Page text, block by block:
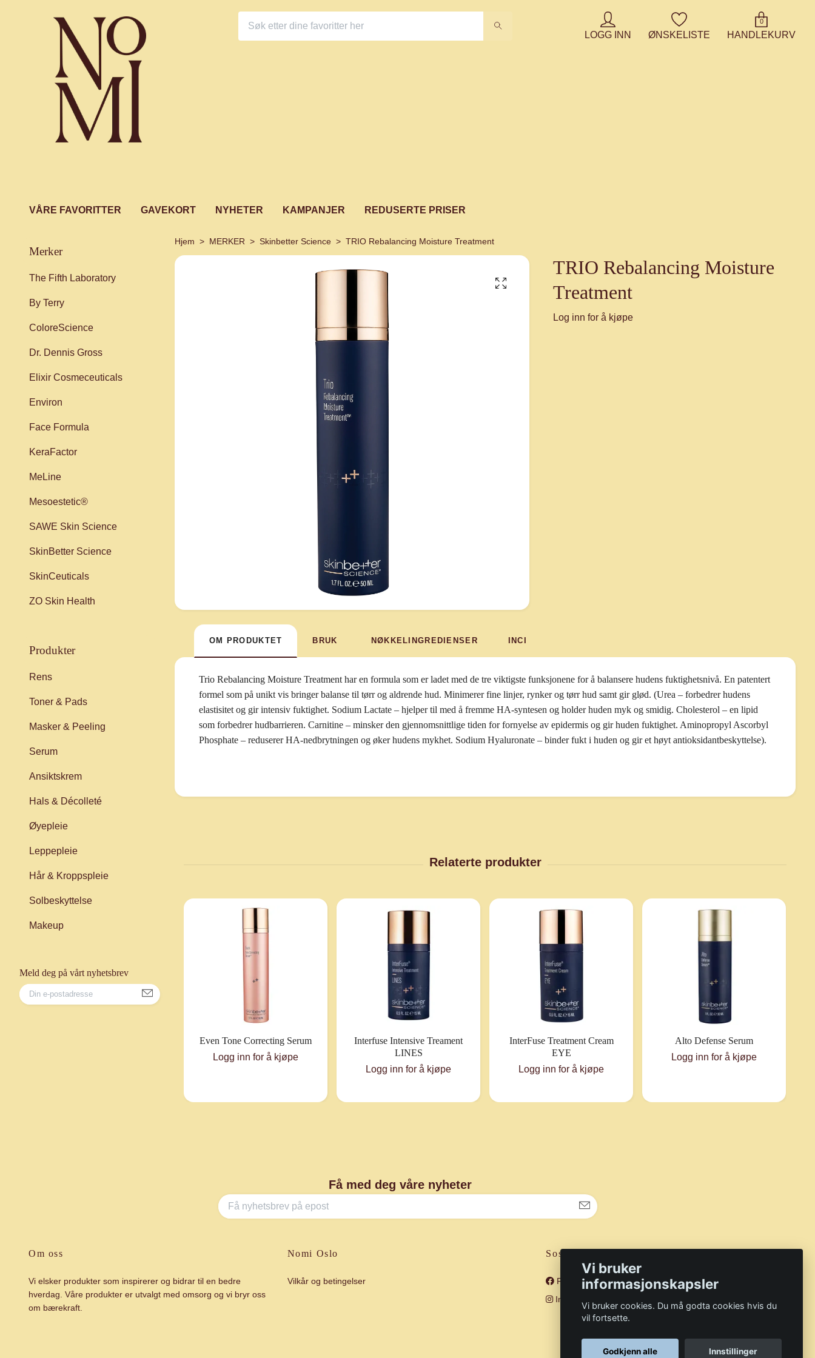
LOGG INN ØNSKELISTE
0
HANDLEKURV
VÅRE FAVORITTER GAVEKORT NYHETER KAMPANJER REDUSERTE PRISER
merker
The Fifth Laboratory
By Terry
ColoreScience
Dr. Dennis Gross
Elixir Cosmeceuticals
Environ
Face Formula
KeraFactor
MeLine
Mesoestetic®
SAWE Skin Science
SkinBetter Science
SkinCeuticals
ZO Skin Health
produkter
Rens
Toner & Pads
Masker & Peeling
Serum
Ansiktskrem
Hals & Décolleté
Øyepleie
Leppepleie
Hår & Kroppspleie
Solbeskyttelse
Makeup
Meld deg på vårt nyhetsbrev
Hjem MERKER Skinbetter Science TRIO Rebalancing Moisture Treatment
TRIO Rebalancing Moisture
Treatment
Log inn for å kjøpe
OM PRODUKTET BRUK NØKKELINGREDIENSER INCI
Trio Rebalancing Moisture Treatment har en formula som er ladet med de tre viktigste funksjonene for å balansere hudens fuktighetsnivå. En patentert
formel som på unikt vis bringer balanse til tørr og aldrende hud. Minimerer fine linjer, rynker og tørr hud samt gir glød. (Urea – forbedrer hudens
elastisitet og gir intensiv fuktighet. Sodium Lactate – hjelper til med å fremme HA-syntesen og holder huden myk og smidig. Cholesterol – en lipid
som forbedrer hudbarrieren. Carnitine – minsker den gjennomsnittlige tiden for fornyelse av epidermis og gir huden fuktighet. Aminopropyl Ascorbyl
Phosphate – reduserer HA-nedbrytningen og øker hudens mykhet. Sodium Hyaluronate – binder fukt i huden og gir et høyt antioksidantbeskyttelse).
Even Tone Correcting Serum
Logg inn for å kjøpe
Interfuse Intensive Treament
LINES
Logg inn for å kjøpe
InterFuse Treatment Cream
EYE
Logg inn for å kjøpe
Alto Defense Serum
Logg inn for å kjøpe
Få med deg våre nyheter
Om oss
Vi elsker produkter som inspirerer og bidrar til en bedre
hverdag. Våre produkter er utvalgt med omsorg og vi bryr oss
om bærekraft.
Nomi Oslo
Vilkår og betingelser
Sosiale medier
Facebook
Instagram
Vi bruker
informasjonskapsler
Vi bruker cookies. Du må godta cookies hvis du
vil fortsette.
Godkjenn alle Innstillinger